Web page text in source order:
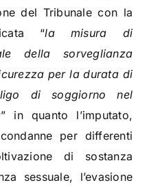
del Tribunale con la
“la misura di
della sorveglianza
per la durata di
di soggiorno nel
” in quanto l’imputato,
per differenti
di sostanza
sessuale, l’evasione